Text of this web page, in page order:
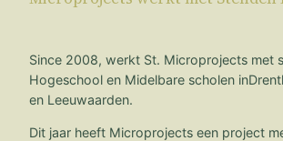
Since 2008, werkt St. Microprojects met
Hogeschool en Midelbare scholen
en Leeuwaarden.
Dit jaar heeft Microprojects een project